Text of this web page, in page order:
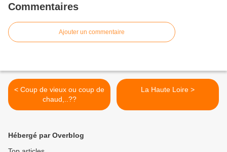
Commentaires
Ajouter un commentaire
< Coup de vieux ou coup de
chaud,..??
La Haute Loire >
Hébergé par Overblog